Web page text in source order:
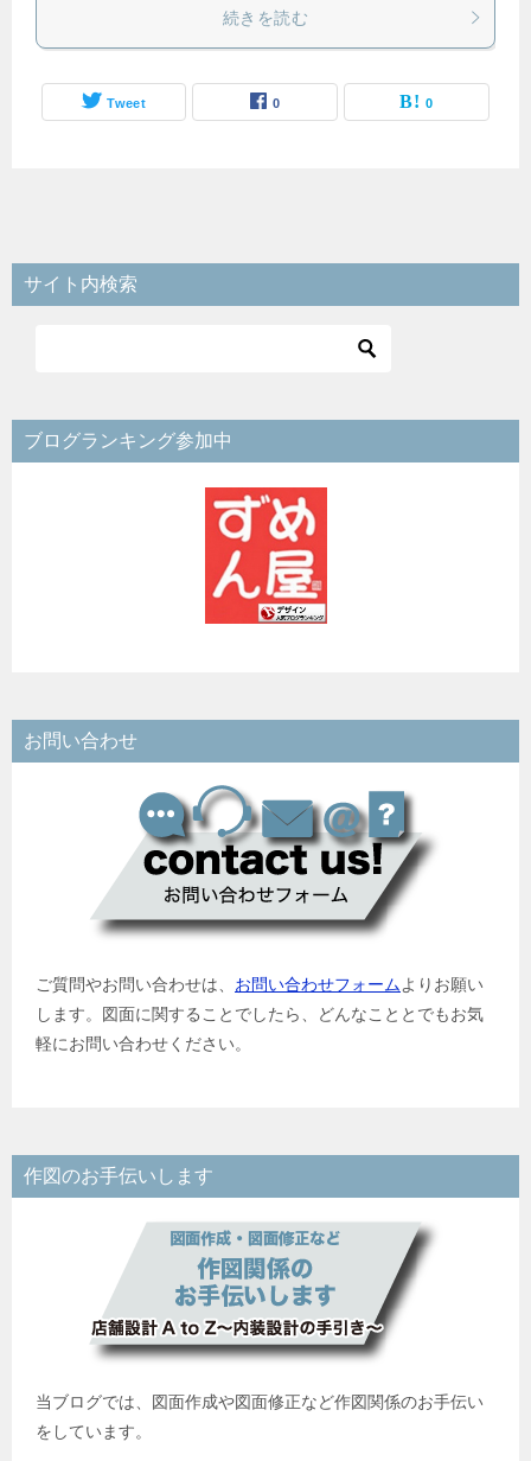
続きを読む
Tweet 0 0
サイト内検索
ブログランキング参加中
お問い合わせ
ご質問やお問い合わせは、 お問い合わせフォームよりお願い
します。図面に関することでしたら、どんなこととでもお気
軽にお問い合わせください。
作図のお手伝いします
当ブログでは、図面作成や図面修正など作図関係のお手伝い
をしています。